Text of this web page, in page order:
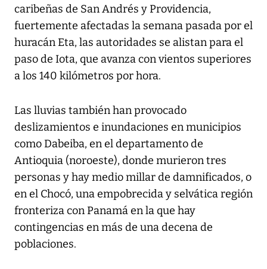
caribeñas de San Andrés y Providencia,
fuertemente afectadas la semana pasada por el
huracán Eta, las autoridades se alistan para el
paso de Iota, que avanza con vientos superiores
a los 140 kilómetros por hora.
Las lluvias también han provocado
deslizamientos e inundaciones en municipios
como Dabeiba, en el departamento de
Antioquia (noroeste), donde murieron tres
personas y hay medio millar de damnificados, o
en el Chocó, una empobrecida y selvática región
fronteriza con Panamá en la que hay
contingencias en más de una decena de
poblaciones.